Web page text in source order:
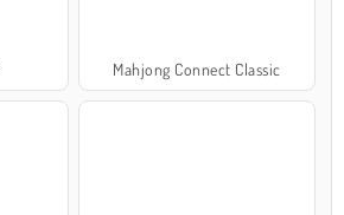
Mahjong Connect Classic